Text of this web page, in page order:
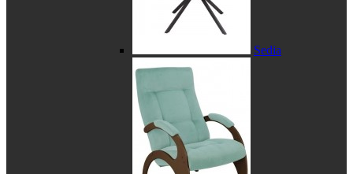
Sedia